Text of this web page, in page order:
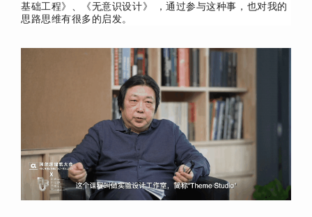
基础工程》、《无意识设计》 ，通过参与这种事，也对我的
思路思维有很多的启发。